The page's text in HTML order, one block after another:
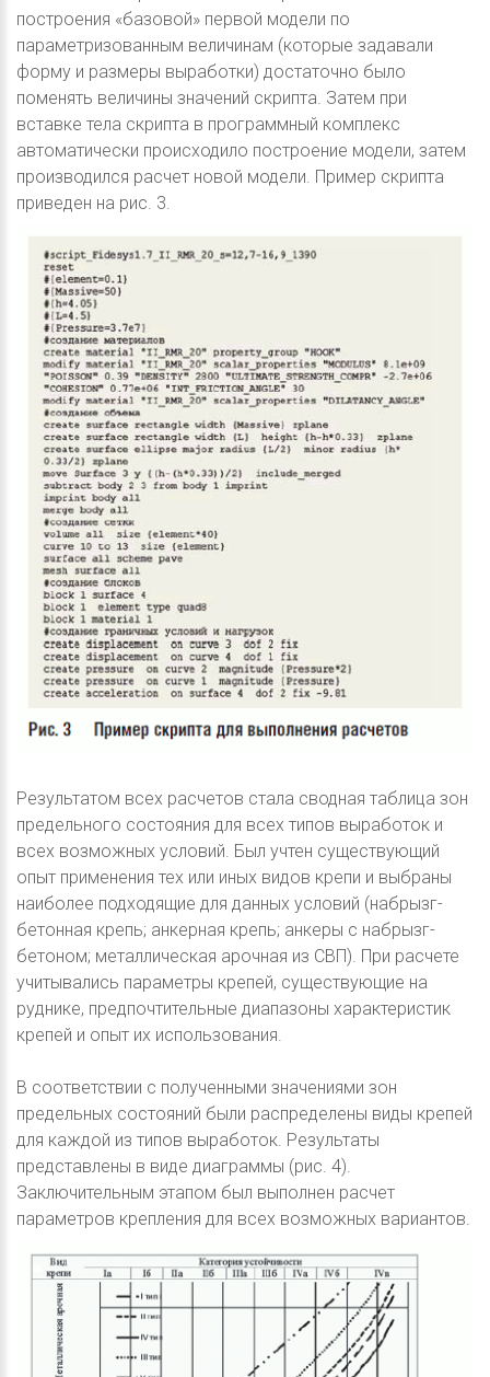
построения «базовой» первой модели по
параметризованным величинам (которые задавали
форму и размеры выработки) достаточно было
поменять величины значений скрипта. Затем при
вставке тела скрипта в программный комплекс
автоматически происходило построение модели, затем
производился расчет новой модели. Пример скрипта
приведен на рис. 3.
Результатом всех расчетов стала сводная таблица зон
предельного состояния для всех типов выработок и
всех возможных условий. Был учтен существующий
опыт применения тех или иных видов крепи и выбраны
наиболее подходящие для данных условий (набрызг-
бетонная крепь; анкерная крепь; анкеры с набрызг-
бетоном; металлическая арочная из СВП). При расчете
учитывались параметры крепей, существующие на
руднике, предпочтительные диапазоны характеристик
крепей и опыт их использования.
В соответствии с полученными значениями зон
предельных состояний были распределены виды крепей
для каждой из типов выработок. Результаты
представлены в виде диаграммы (рис. 4).
Заключительным этапом был выполнен расчет
параметров крепления для всех возможных вариантов.